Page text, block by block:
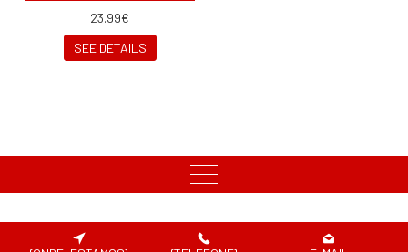
23.99€
SEE DETAILS